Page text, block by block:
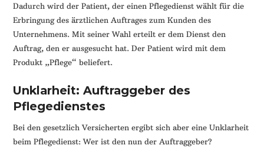
Dadurch wird der Patient, der einen Pflegedienst wählt für die
Erbringung des ärztlichen Auftrages zum Kunden des
Unternehmens. Mit seiner Wahl erteilt er dem Dienst den
Auftrag, den er ausgesucht hat. Der Patient wird mit dem
Produkt „Pflege“ beliefert.
Unklarheit: Auftraggeber des
Pflegedienstes
Bei den gesetzlich Versicherten ergibt sich aber eine Unklarheit
beim Pflegedienst: Wer ist den nun der Auftraggeber?